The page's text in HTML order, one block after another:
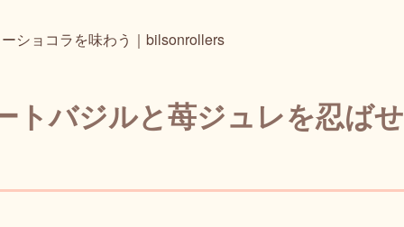
ショコラを味わう｜bilsonrollers
バジルと苺ジュレを忍ばせ